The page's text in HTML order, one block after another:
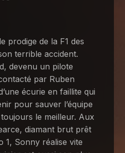
prodige de la F1 des
terrible accident.
devenu un pilote
par Ruben
écurie en faillite qui
pour sauver l’équipe
le meilleur. Aux
diamant brut prêt
1, Sonny réalise vite